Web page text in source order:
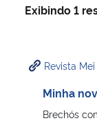
Ministério da Cidadania
Exibindo 1
Revista Mei
Minha
Brechós